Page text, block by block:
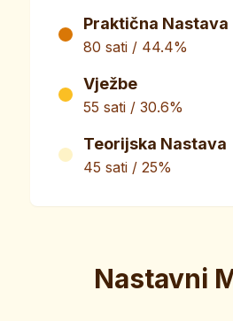
Praktična Nastava
80 sati / 44.4%
Vježbe
55 sati / 30.6%
Teorijska Nastava
45 sati / 25%
Nastavni